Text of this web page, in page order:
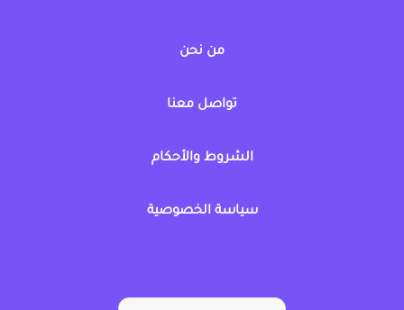
من نحن
تواصل معنا
الشروط والأحكام
سياسة الخصوصية